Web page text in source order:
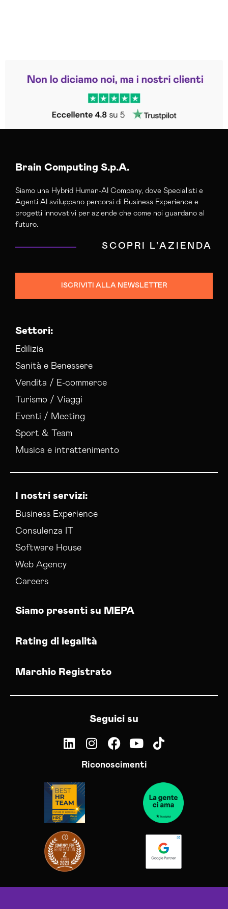
Trustpilot
Brain Computing S.p.A.
Siamo una Hybrid Human-AI Company, dove Specialisti e
Agenti AI sviluppano percorsi di Business Experience e
progetti innovativi per aziende che come noi guardano al
futuro.
SCOPRI L'AZIENDA
ISCRIVITI ALLA NEWSLETTER
Settori:
Edilizia
Sanità e Benessere
Vendita / E-commerce
Turismo / Viaggi
Eventi / Meeting
Sport & Team
Musica e intrattenimento
I nostri servizi:
Business Experience
Consulenza IT
Software House
Web Agency
Careers
Siamo presenti su MEPA
Rating di legalità
Marchio Registrato
Seguici su
Riconoscimenti